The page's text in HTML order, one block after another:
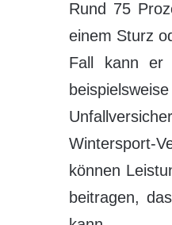
Rund 75
einem Sturz
Fall kann er
Wintersport-
können
beitragen,